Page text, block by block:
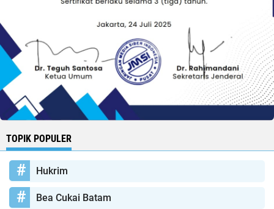
TOPIK POPULER
Hukrim
Bea Cukai Batam